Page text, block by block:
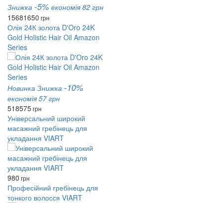
Знижка -5% економія 82 грн
15681650 грн
Олія 24К золота D'Oro 24K
Gold Holistic Hair Oil Amazon
Series
Новинка Знижка -10%
економія 57 грн
518575грн
Універсальний широкий
масажний гребінець для
укладання VIART
980 грн
Професійний гребінець для
тонкого волосся VIART